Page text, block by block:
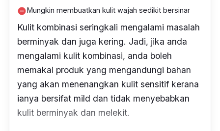
remove_circleMungkin membuatkan kulit wajah sedikit bersinar
Kulit kombinasi seringkali mengalami masalah
berminyak dan juga kering. Jadi, jika anda
mengalami kulit kombinasi, anda boleh
memakai produk yang mengandungi bahan
yang akan menenangkan kulit sensitif kerana
ianya bersifat mild dan tidak menyebabkan
kulit berminyak dan melekit.